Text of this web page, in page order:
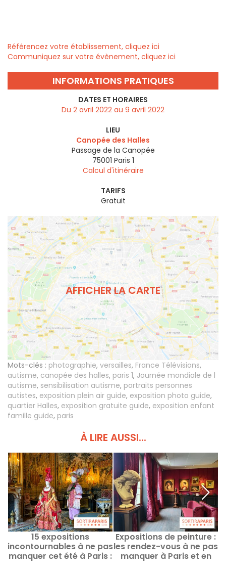
Référencez votre établissement, cliquez ici
Communiquez sur votre évènement, cliquez ici
INFORMATIONS PRATIQUES
DATES ET HORAIRES
Du 2 avril 2022 au 9 avril 2022
LIEU
Canopée des Halles
Passage de la Canopée
75001 Paris 1
Calcul d'itinéraire
TARIFS
Gratuit
AFFICHER LA CARTE
Mots-clés : photographie, versailles, France Télévisions,
autisme, canopée des halles, paris 1, Journée mondiale de l
autisme, sensibilisation autisme, portraits personnes
autistes, exposition plein air guide, exposition photo guide,
quartier Halles, exposition gratuite guide, exposition enfant
famille guide, paris
À LIRE AUSSI...
15 expositions
incontournables à ne pas
manquer cet été à Paris :
Expositions de peinture :
les rendez-vous à ne pas
manquer à Paris et en